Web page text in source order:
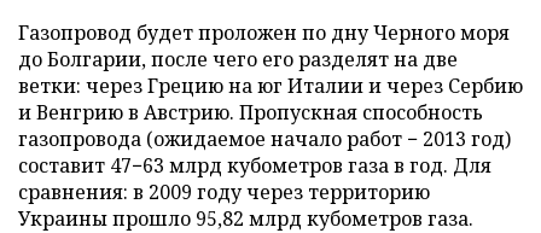
Газопровод будет проложен по дну Черного моря
до Болгарии, после чего его разделят на две
ветки: через Грецию на юг Италии и через Сербию
и Венгрию в Австрию. Пропускная способность
газопровода (ожидаемое начало работ − 2013 год)
составит 47−63 млрд кубометров газа в год. Для
сравнения: в 2009 году через территорию
Украины прошло 95,82 млрд кубометров газа.